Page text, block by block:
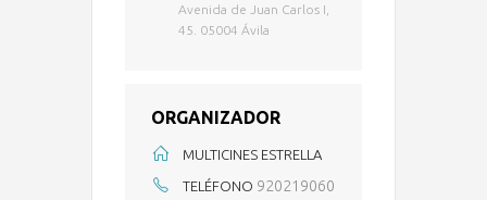
Avenida de Juan Carlos I,
45. 05004 Ávila
ORGANIZADOR
MULTICINES ESTRELLA
TELÉFONO 920219060